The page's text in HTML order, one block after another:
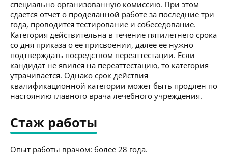
специально организованную комиссию. При этом
сдается отчет о проделанной работе за последние три
года, проводится тестирование и собеседование.
Категория действительна в течение пятилетнего срока
со дня приказа о ее присвоении, далее ее нужно
подтверждать посредством переаттестации. Если
кандидат не явился на переаттестацию, то категория
утрачивается. Однако срок действия
квалификационной категории может быть продлен по
настоянию главного врача лечебного учреждения.
Стаж работы
Опыт работы врачом: более 28 года.